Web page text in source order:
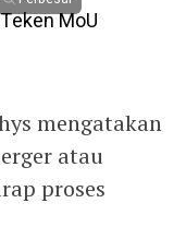
mengatakan
atau
proses